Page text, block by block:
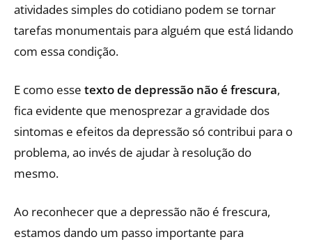
atividades simples do cotidiano podem se tornar
tarefas monumentais para alguém que está lidando
com essa condição.
E como esse texto de depressão não é frescura,
fica evidente que menosprezar a gravidade dos
sintomas e efeitos da depressão só contribui para o
problema, ao invés de ajudar à resolução do
mesmo.
Ao reconhecer que a depressão não é frescura,
estamos dando um passo importante para